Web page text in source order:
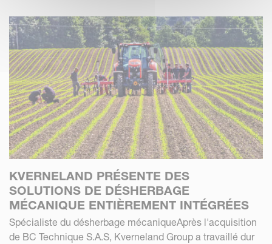
KVERNELAND PRÉSENTE DES
SOLUTIONS DE DÉSHERBAGE
MÉCANIQUE ENTIÈREMENT INTÉGRÉES
Spécialiste du désherbage mécaniqueAprès l'acquisition
de BC Technique S.A.S, Kverneland Group a travaillé dur